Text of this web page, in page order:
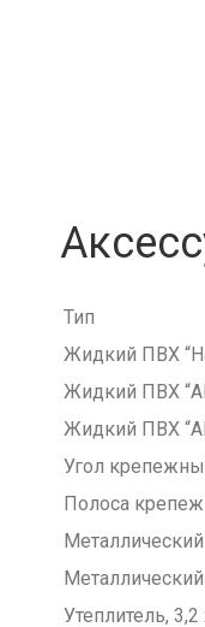
Тип
Жидкий ПВХ
Жидкий ПВХ
Жидкий ПВХ
Угол
Полоса
Утеплитель,